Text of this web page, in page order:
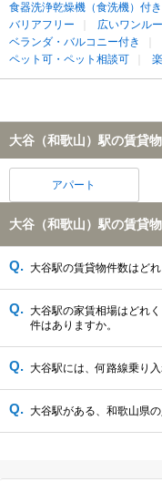
食器洗浄乾燥機（食洗機）付き
バリアフリー
広いワンル
ベランダ・バルコニー付き
ペット可・ペット相談可
大谷（和歌山）駅の賃貸
アパート
大谷（和歌山）駅の賃貸
大谷駅の賃貸物件数はど
大谷駅の家賃相場はどれ
件はありますか。
大谷駅には、何路線乗り
大谷駅がある、和歌山県